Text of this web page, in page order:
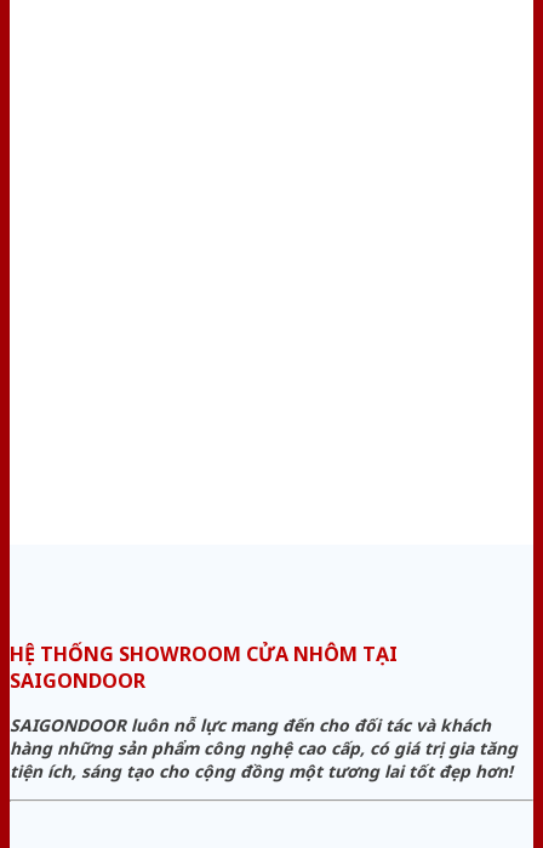
HỆ THỐNG SHOWROOM CỬA NHÔM TẠI
SAIGONDOOR
SAIGONDOOR luôn nỗ lực mang đến cho đối tác và khách
hàng những sản phẩm công nghệ cao cấp, có giá trị gia tăng
tiện ích, sáng tạo cho cộng đồng một tương lai tốt đẹp hơn!